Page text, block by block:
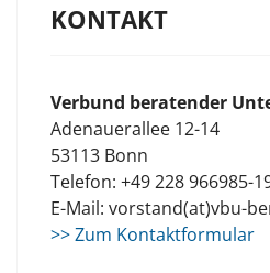
KONTAKT
Verbund beratender
Adenauerallee 12-14
53113 Bonn
Telefon: +49 228 966985-
E-Mail: vorstand(at)vbu-
>> Zum Kontaktformular